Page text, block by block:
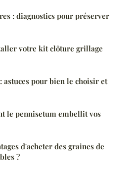
: diagnostics pour préserver
votre kit clôture grillage
astuces pour bien le choisir et
le pennisetum embellit vos
d'acheter des graines de
?